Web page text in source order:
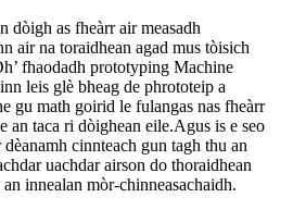
dòigh as fheàrr air measadh
air na toraidhean agad mus tòisich
fhaodadh prototyping Machine
leis glè bheag de phrototeip a
gu math goirid le fulangas nas fheàrr
an taca ri dòighean eile.Agus is e seo
cinnteach gun tagh thu an
uachdar airson do thoraidhean
innealan mòr-chinneasachaidh.